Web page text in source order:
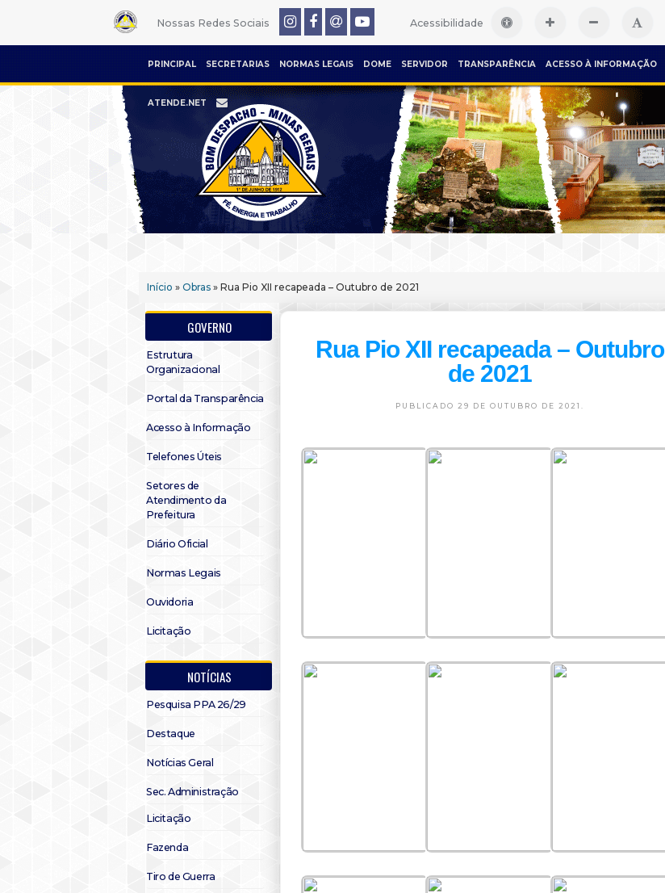
Nossas Redes Sociais Acessibilidade
PRINCIPAL SECRETARIAS NORMAS LEGAIS DOME SERVIDOR TRANSPARÊNCIA ACESSO À INFORMAÇÃO
ATENDE.NET
Início » Obras » Rua Pio XII recapeada – Outubro de 2021
GOVERNO
Estrutura
Organizacional
Portal da Transparência
Acesso à Informação
Telefones Úteis
Setores de
Atendimento da
Prefeitura
Diário Oficial
Normas Legais
Ouvidoria
Licitação
NOTÍCIAS
Pesquisa PPA 26/29
Destaque
Notícias Geral
Sec. Administração
Licitação
Fazenda
Tiro de Guerra
Rua Pio XII recapeada – Outubro
de 2021
PUBLICADO 29 DE OUTUBRO DE 2021.